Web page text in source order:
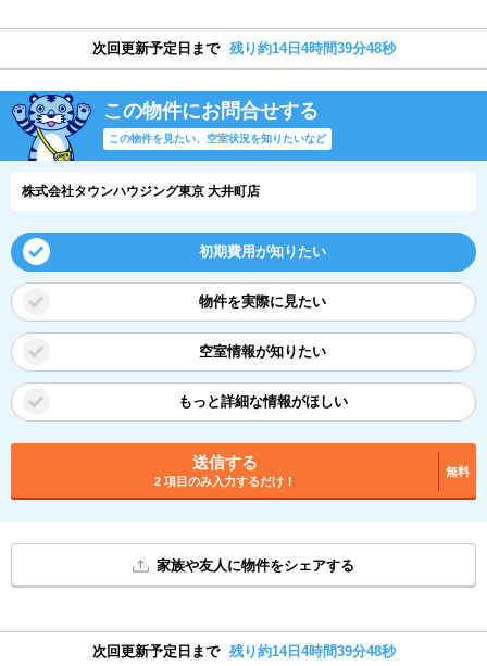
次回更新予定日まで 残り約14日4時間39分47秒
この物件にお問合せする
この物件を見たい、空室状況を知りたいなど
株式会社タウンハウジング東京 大井町店
初期費用が知りたい
物件を実際に見たい
空室情報が知りたい
もっと詳細な情報がほしい
送信する
2 項目のみ入力するだけ！
無料
家族や友人に物件をシェアする
次回更新予定日まで 残り約14日4時間39分47秒